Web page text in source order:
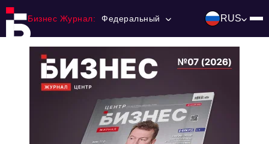
Бизнес Журнал: Федеральный RUS